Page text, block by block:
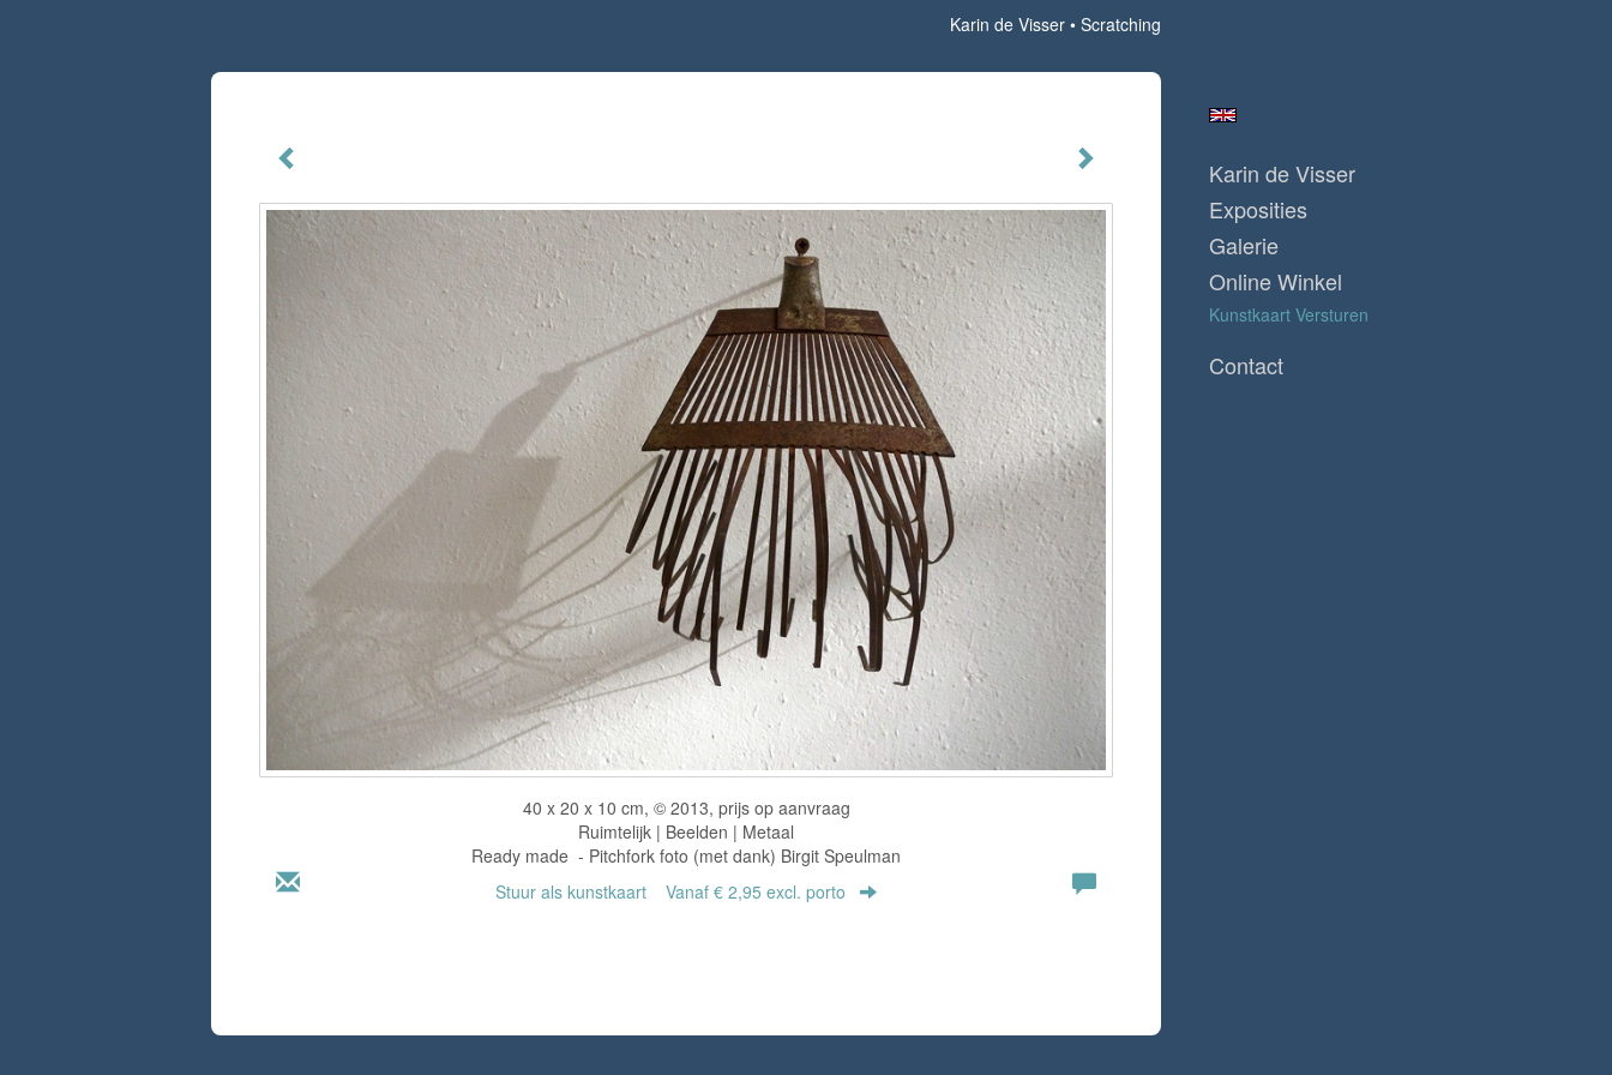
Karin de Visser Scratching
40 x 20 x 10 cm, © 2013, prijs op aanvraag
Ruimtelijk | Beelden | Metaal
Ready made - Pitchfork foto (met dank) Birgit Speulman
Stuur als kunstkaart Vanaf € 2,95 excl. porto
Karin de Visser
Exposities
Galerie
Online Winkel
Kunstkaart Versturen
Contact